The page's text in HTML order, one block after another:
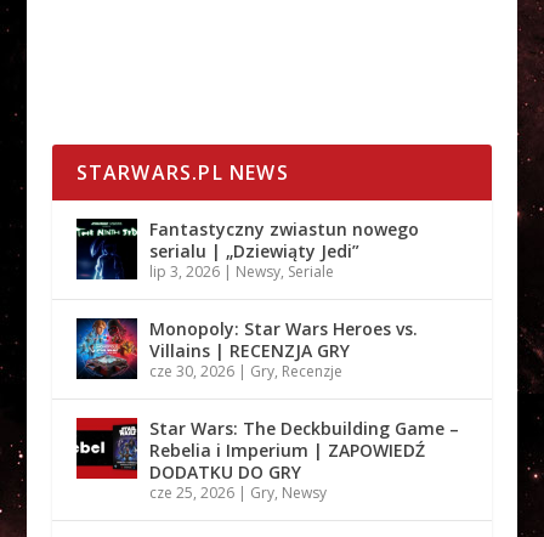
STARWARS.PL NEWS
Fantastyczny zwiastun nowego
serialu | „Dziewiąty Jedi”
lip 3, 2026| Newsy, Seriale
Monopoly: Star Wars Heroes vs.
Villains | RECENZJA GRY
cze 30, 2026| Gry, Recenzje
Star Wars: The Deckbuilding Game –
Rebelia i Imperium | ZAPOWIEDŹ
DODATKU DO GRY
cze 25, 2026| Gry, Newsy